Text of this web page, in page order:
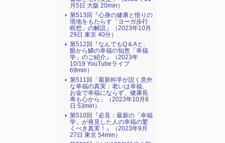
月5日 大阪 20min）
第513回『心身の健康と悟りの
境地をもたらす「ヨーガ歩行
瞑想」の解説』（2023年10月
29日 東京 40分）
第512回『なんでもQ＆Aと、
眼から鱗の幸福の知恵「幸福
学」のご紹介』（2023年
10/19 YouTubeライブ
69min）
第511回「最新科学が説く意外
な幸福の真実：老いは幸福、
お金で幸福にならず、健康長
寿も心から」（2023年10月8
日 53min）
第510回『必見：最新の「幸福
学」が発見した人の幸福の驚
くべき真実！』（2023年9月
27日 東京 54min）